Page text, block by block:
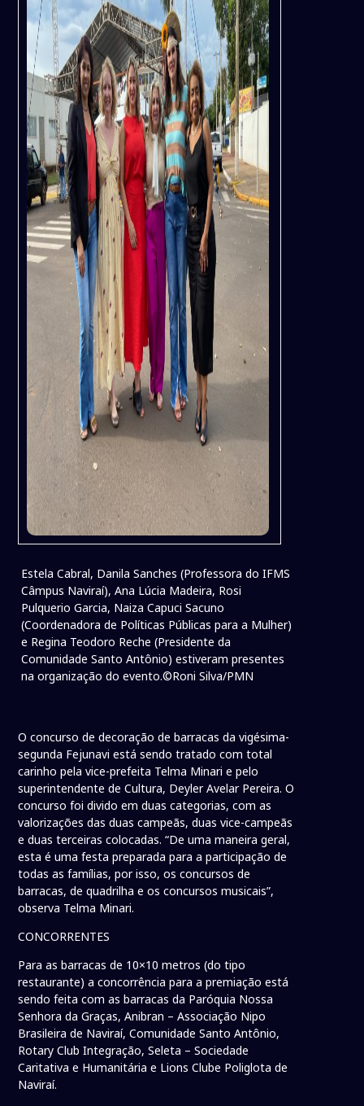
Estela Cabral, Danila Sanches (Professora do IFMS
Câmpus Naviraí), Ana Lúcia Madeira, Rosi
Pulquerio Garcia, Naiza Capuci Sacuno
(Coordenadora de Políticas Públicas para a Mulher)
e Regina Teodoro Reche (Presidente da
Comunidade Santo Antônio) estiveram presentes
na organização do evento.©Roni Silva/PMN
O concurso de decoração de barracas da vigésima-
segunda Fejunavi está sendo tratado com total
carinho pela vice-prefeita Telma Minari e pelo
superintendente de Cultura, Deyler Avelar Pereira. O
concurso foi divido em duas categorias, com as
valorizações das duas campeãs, duas vice-campeãs
e duas terceiras colocadas. “De uma maneira geral,
esta é uma festa preparada para a participação de
todas as famílias, por isso, os concursos de
barracas, de quadrilha e os concursos musicais”,
observa Telma Minari.
CONCORRENTES
Para as barracas de 10×10 metros (do tipo
restaurante) a concorrência para a premiação está
sendo feita com as barracas da Paróquia Nossa
Senhora da Graças, Anibran – Associação Nipo
Brasileira de Naviraí, Comunidade Santo Antônio,
Rotary Club Integração, Seleta – Sociedade
Caritativa e Humanitária e Lions Clube Poliglota de
Naviraí.